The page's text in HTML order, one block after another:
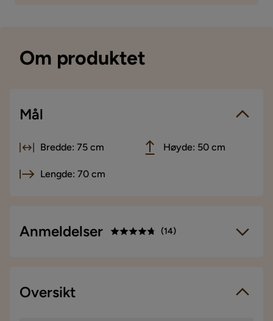
Om produktet
Mål
Bredde: 75 cm Høyde: 50 cm
Lengde: 70 cm
Anmeldelser (14)
14 anmeldelser
Oversikt